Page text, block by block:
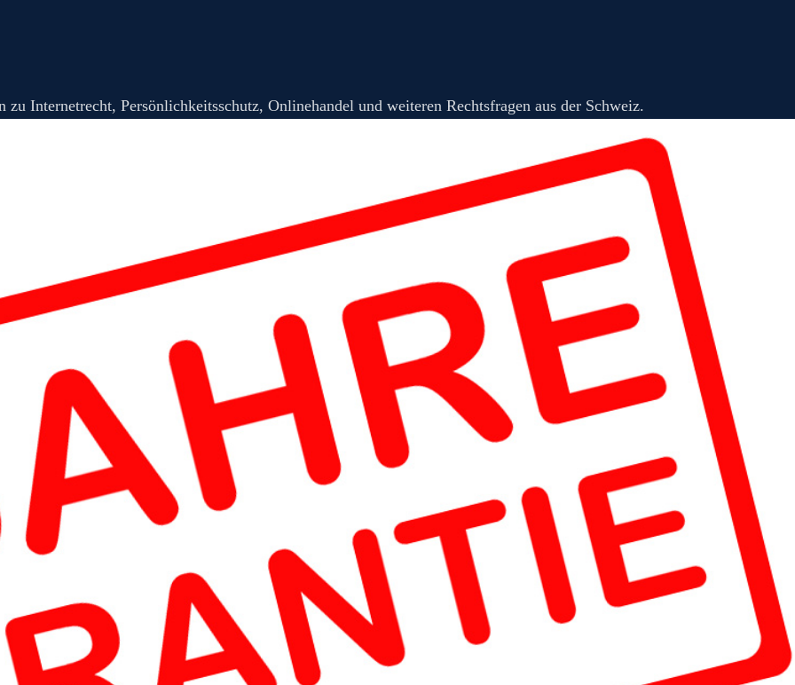
zu Internetrecht, Persönlichkeitsschutz, Onlinehandel und weiteren Rechtsfragen aus der Schweiz.